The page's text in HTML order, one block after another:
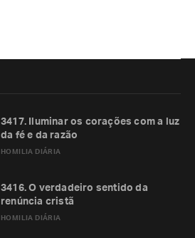
HOMILIA DIÁRIA
3417. Iluminar os corações com a luz
da fé e da razão
HOMILIA DIÁRIA
3416. O verdadeiro sentido da
renúncia cristã